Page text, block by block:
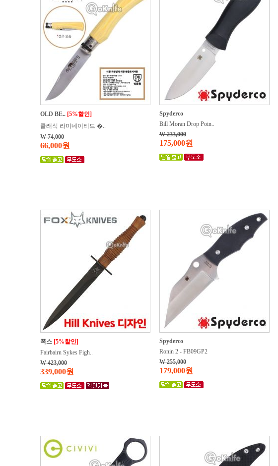
OLD BE.. [5%할인]
클래식 라미네이티드 �..
W 74,000
66,000원
Spyderco
Bill Moran Drop Poin..
W 233,000
175,000원
폭스 [5%할인]
Fairbairn Sykes Figh..
W 423,000
339,000원
Spyderco
Ronin 2 - FB09GP2
W 255,000
179,000원